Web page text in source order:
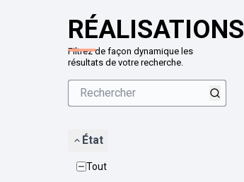
RÉALISATIONS
Filtrez de façon dynamique les
résultats de votre recherche.
État
Tout